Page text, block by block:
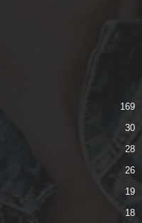
169
30
28
26
19
18